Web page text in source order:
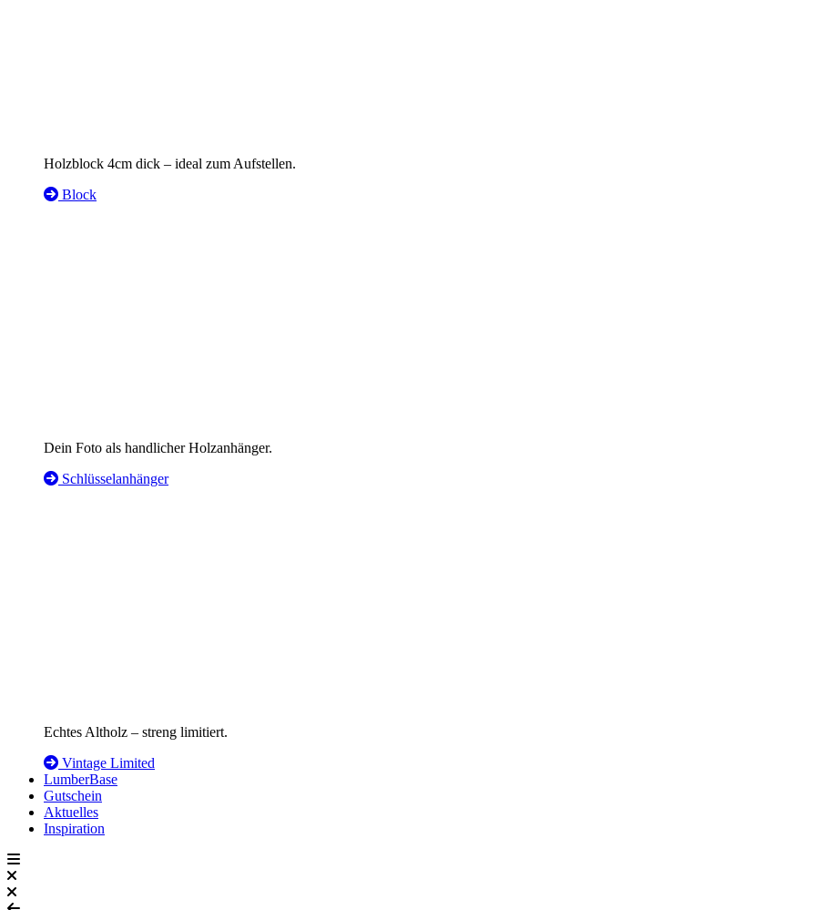
Holzblock 4cm dick – ideal zum Aufstellen.
Block
Dein Foto als handlicher Holzanhänger.
Schlüsselanhänger
Echtes Altholz – streng limitiert.
Vintage Limited
LumberBase
Gutschein
Aktuelles
Inspiration